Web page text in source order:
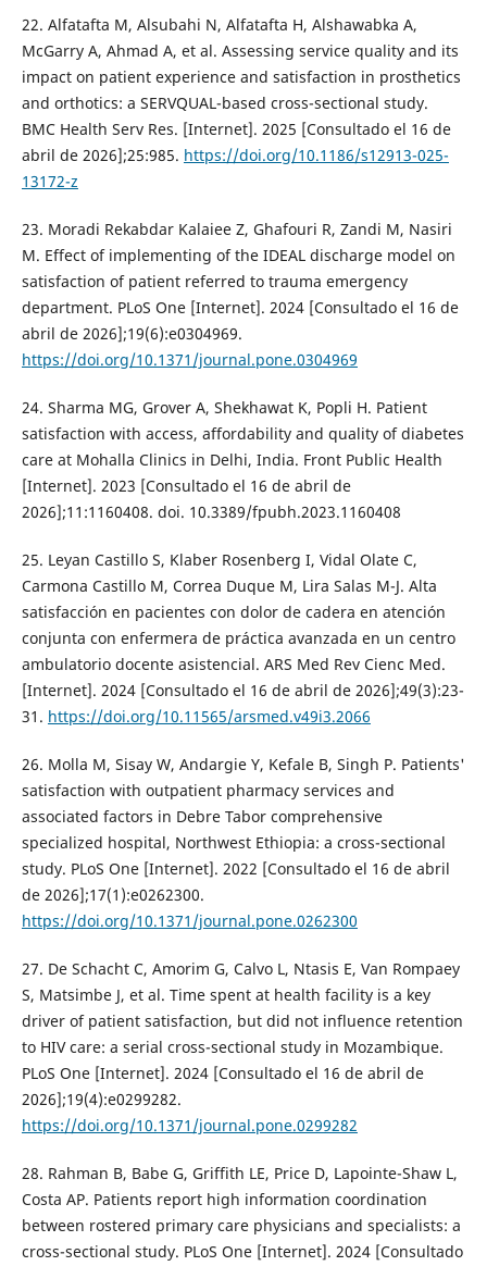
22. Alfatafta M, Alsubahi N, Alfatafta H, Alshawabka A,
McGarry A, Ahmad A, et al. Assessing service quality and its
impact on patient experience and satisfaction in prosthetics
and orthotics: a SERVQUAL-based cross-sectional study.
BMC Health Serv Res. [Internet]. 2025 [Consultado el 16 de
abril de 2026];25:985. https://doi.org/10.1186/s12913-025-
13172-z
23. Moradi Rekabdar Kalaiee Z, Ghafouri R, Zandi M, Nasiri
M. Effect of implementing of the IDEAL discharge model on
satisfaction of patient referred to trauma emergency
department. PLoS One [Internet]. 2024 [Consultado el 16 de
abril de 2026];19(6):e0304969.
https://doi.org/10.1371/journal.pone.0304969
24. Sharma MG, Grover A, Shekhawat K, Popli H. Patient
satisfaction with access, affordability and quality of diabetes
care at Mohalla Clinics in Delhi, India. Front Public Health
[Internet]. 2023 [Consultado el 16 de abril de
2026];11:1160408. doi. 10.3389/fpubh.2023.1160408
25. Leyan Castillo S, Klaber Rosenberg I, Vidal Olate C,
Carmona Castillo M, Correa Duque M, Lira Salas M-J. Alta
satisfacción en pacientes con dolor de cadera en atención
conjunta con enfermera de práctica avanzada en un centro
ambulatorio docente asistencial. ARS Med Rev Cienc Med.
[Internet]. 2024 [Consultado el 16 de abril de 2026];49(3):23-
31. https://doi.org/10.11565/arsmed.v49i3.2066
26. Molla M, Sisay W, Andargie Y, Kefale B, Singh P. Patients'
satisfaction with outpatient pharmacy services and
associated factors in Debre Tabor comprehensive
specialized hospital, Northwest Ethiopia: a cross-sectional
study. PLoS One [Internet]. 2022 [Consultado el 16 de abril
de 2026];17(1):e0262300.
https://doi.org/10.1371/journal.pone.0262300
27. De Schacht C, Amorim G, Calvo L, Ntasis E, Van Rompaey
S, Matsimbe J, et al. Time spent at health facility is a key
driver of patient satisfaction, but did not influence retention
to HIV care: a serial cross-sectional study in Mozambique.
PLoS One [Internet]. 2024 [Consultado el 16 de abril de
2026];19(4):e0299282.
https://doi.org/10.1371/journal.pone.0299282
28. Rahman B, Babe G, Griffith LE, Price D, Lapointe-Shaw L,
Costa AP. Patients report high information coordination
between rostered primary care physicians and specialists: a
cross-sectional study. PLoS One [Internet]. 2024 [Consultado